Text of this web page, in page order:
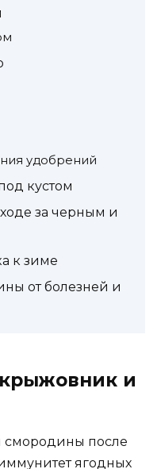
удобрений
кустом
за черным и
к зиме
от болезней и
и
после
ягодных